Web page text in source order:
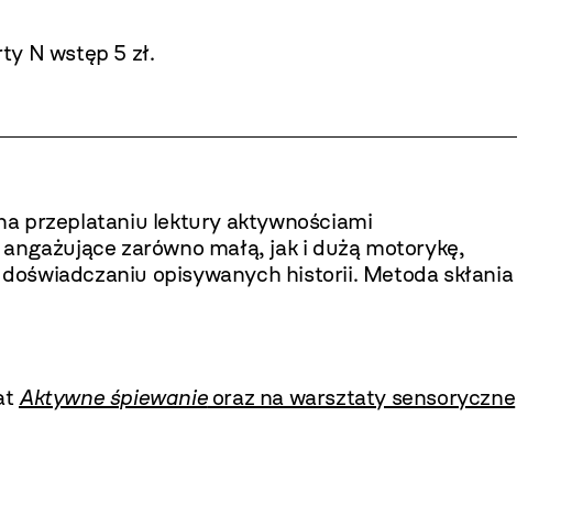
N wstęp 5 zł.
przeplataniu lektury aktywnościami
zarówno małą, jak i dużą motorykę,
opisywanych historii. Metoda skłania
Aktywne śpiewanieoraz na warsztaty sensoryczne